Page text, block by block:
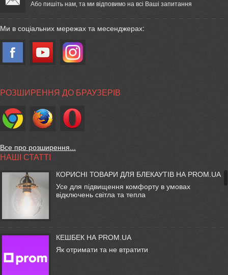
Або пишіть нам, та ми відповимо на всі Ваші запитання
Ми в соціальних мережах та месенджерах:
РОЗШИРЕННЯ ДО БРАУЗЕРІВ
Все про розширення...
НАШІ СТАТТІ
КОРИСНІ ТОВАРИ ДЛЯ БЛЕКАУТІВ НА PROM.UA
Усе для підвищення комфорту в умовах
відключень світла та тепла
КЕШБЕК НА PROM.UA
Як отримати та не втратити